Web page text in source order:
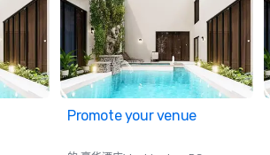
Promote your venue